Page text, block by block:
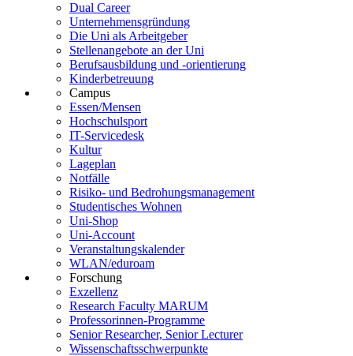
Dual Career
Unternehmensgründung
Die Uni als Arbeitgeber
Stellenangebote an der Uni
Berufsausbildung und -orientierung
Kinderbetreuung
Campus
Essen/Mensen
Hochschulsport
IT-Servicedesk
Kultur
Lageplan
Notfälle
Risiko- und Bedrohungsmanagement
Studentisches Wohnen
Uni-Shop
Uni-Account
Veranstaltungskalender
WLAN/eduroam
Forschung
Exzellenz
Research Faculty MARUM
Professorinnen-Programme
Senior Researcher, Senior Lecturer
Wissenschaftsschwerpunkte